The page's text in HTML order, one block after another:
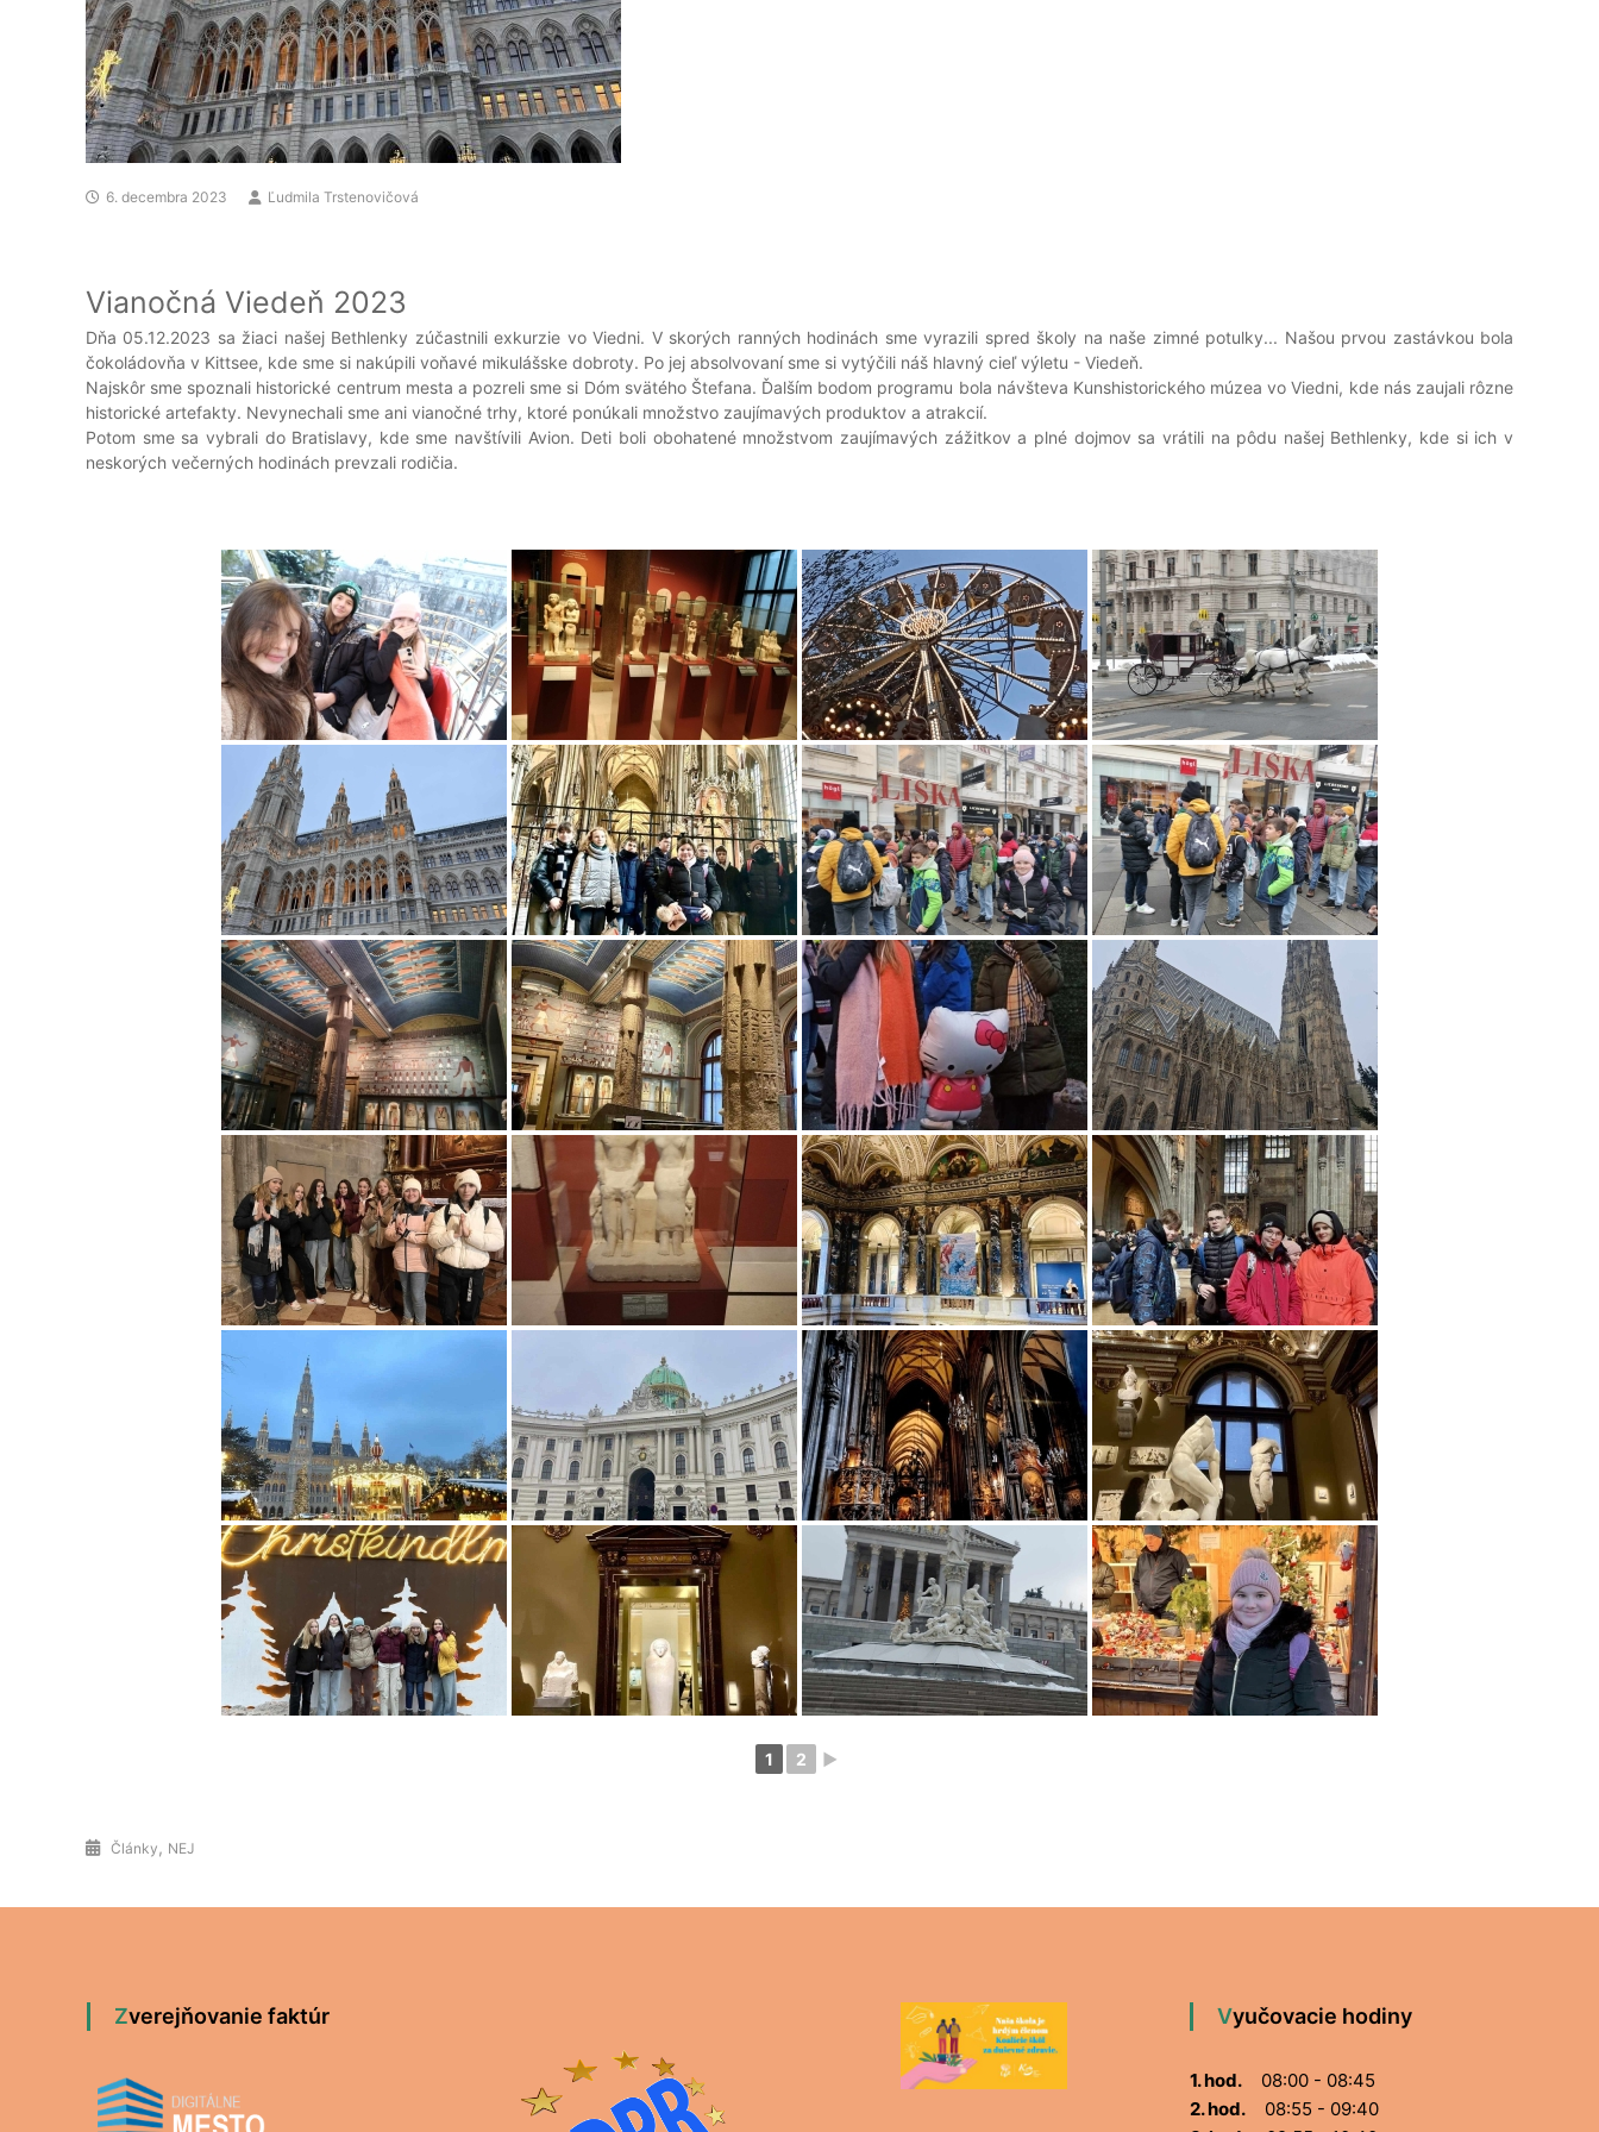
6. decembra 2023 Ľudmila Trstenovičová
Vianočná Viedeň 2023
Dňa 05.12.2023 sa žiaci našej Bethlenky zúčastnili exkurzie vo Viedni. V skorých ranných hodinách sme vyrazili spred školy na naše zimné potulky... Našou prvou zastávkou bola
čokoládovňa v Kittsee, kde sme si nakúpili voňavé mikulášske dobroty. Po jej absolvovaní sme si vytýčili náš hlavný cieľ výletu - Viedeň.
Najskôr sme spoznali historické centrum mesta a pozreli sme si Dóm svätého Štefana. Ďalším bodom programu bola návšteva Kunshistorického múzea vo Viedni, kde nás zaujali rôzne
historické artefakty. Nevynechali sme ani vianočné trhy, ktoré ponúkali množstvo zaujímavých produktov a atrakcií.
Potom sme sa vybrali do Bratislavy, kde sme navštívili Avion. Deti boli obohatené množstvom zaujímavých zážitkov a plné dojmov sa vrátili na pôdu našej Bethlenky, kde si ich v
neskorých večerných hodinách prevzali rodičia.
1 2 ►
Články , NEJ
Zverejňovanie faktúr Vyučovacie hodiny
1. hod. 08:00 - 08:45
2. hod. 08:55 - 09:40